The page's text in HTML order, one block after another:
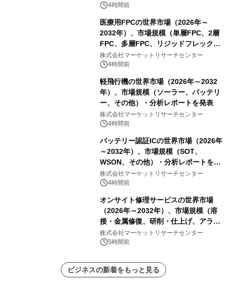
表4時間前
医療用FPCの世界市場（2026年～
2032年）、市場規模（単層FPC、2層
FPC、多層FPC、リジッドフレックス
PCB）・分析レポートを発表
株式会社マーケットリサーチセンター
4時間前
軽飛行機の世界市場（2026年～2032
年）、市場規模（ソーラー、バッテリ
ー、その他）・分析レポートを発表
株式会社マーケットリサーチセンター
4時間前
バッテリー認証ICの世界市場（2026年
～2032年）、市場規模（SOT、
WSON、その他）・分析レポートを発
表
株式会社マーケットリサーチセンター
4時間前
オンサイト修理サービスの世界市場
（2026年～2032年）、市場規模（溶
接・金属修復、研削・仕上げ、アライ
メント、その他）・分析レポートを発
表
株式会社マーケットリサーチセンター
5時間前
ビジネスの新着をもっと見る